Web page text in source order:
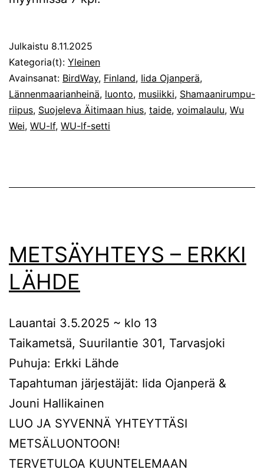
Julkaistu 8.11.2025
Kategoria(t): Yleinen
Avainsanat: BirdWay, Finland, Iida Ojanperä,
Lännenmaarianheinä, luonto, musiikki, Shamaanirumpu-
riipus, Suojeleva Äitimaan hius, taide, voimalaulu, Wu
Wei, WU-lf, WU-lf-setti
METSÄYHTEYS – ERKKI
LÄHDE
Lauantai 3.5.2025 ~ klo 13
Taikametsä, Suurilantie 301, Tarvasjoki
Puhuja: Erkki Lähde
Tapahtuman järjestäjät: Iida Ojanperä &
Jouni Hallikainen
LUO JA SYVENNÄ YHTEYTTÄSI
METSÄLUONTOON!
TERVETULOA KUUNTELEMAAN